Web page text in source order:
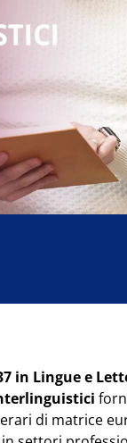
in Lingue e
di matrice